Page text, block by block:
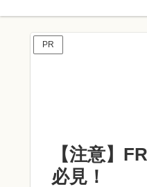
PR
【注意】
必見！